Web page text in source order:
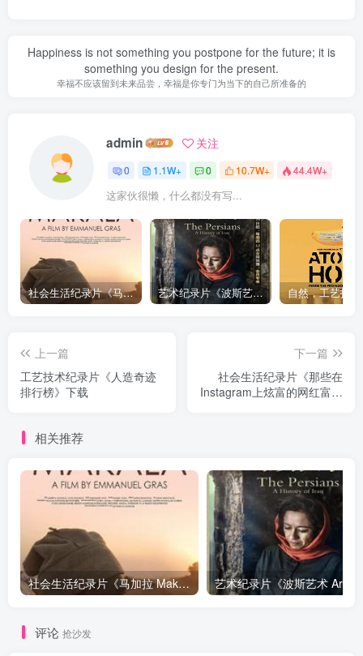
Happiness is not something you postpone for the future; it is
something you design for the present.
幸福不应该留到未来品尝，幸福是你专门为当下的自己所准备的
admin 关注
0 1.1W+ 0 10.7W+ 44.4W+
这家伙很懒，什么都没有写...
社会生活纪录片《马加拉 Makala》下载 艺术纪录片《波斯艺术 Art of Persia》下载
上一篇
工艺技术纪录片《人造奇迹
排行榜》下载
下一篇
社会生活纪录片《那些在
Instagram上炫富的网红富二
相关推荐
社会生活纪录片《马加拉 Makala》下载
评论 抢沙发